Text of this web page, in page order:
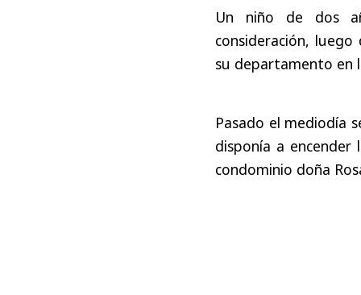
Un niño de dos
consideración,
su departamento en
Pasado el mediodía
disponía a encender
condominio doña